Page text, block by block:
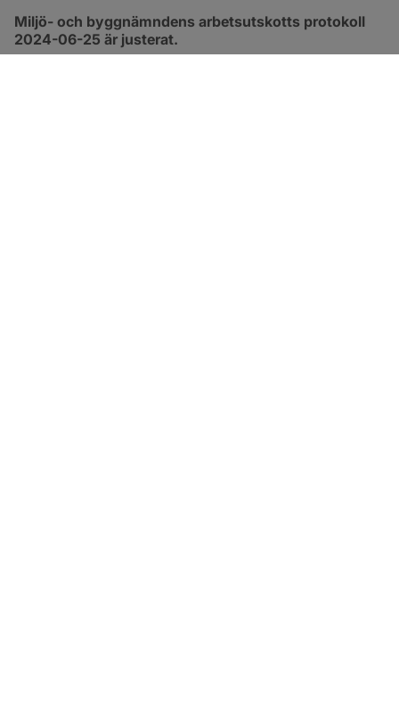
Miljö- och byggnämndens arbetsutskotts protokoll
2024-06-25 är justerat.